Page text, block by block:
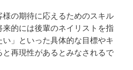
様の期待に応えるためのスキル
来的には後輩のネイリストを指
」といった具体的な目標やキ
と再現性があるとみなされるで